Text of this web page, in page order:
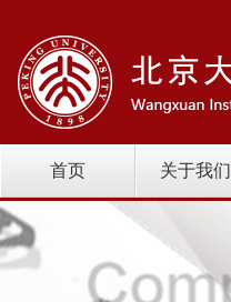
首页 关于我们